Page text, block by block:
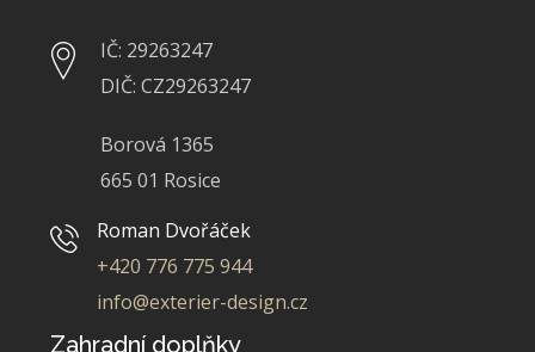
IČ: 29263247
DIČ: CZ29263247
Borová 1365
665 01 Rosice
Roman Dvořáček
+420 776 775 944
info@exterier-design.cz
Zahradní doplňky